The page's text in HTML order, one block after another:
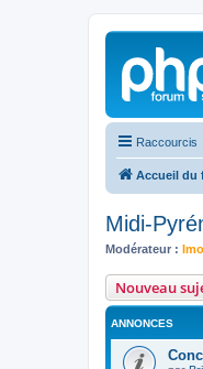
Raccourcis
Accueil du
Midi-
Modérateur :
Nouveau
ANNONCES